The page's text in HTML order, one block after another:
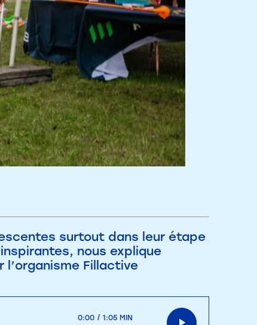
surtout dans leur étape
nous explique
l’organisme Fillactive
0:00 / 1:05 MIN